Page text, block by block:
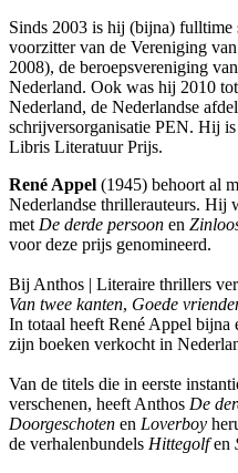
Sinds 2003 is hij (bijna) fulltime
voorzitter van de Vereniging
2008), de beroepsvereniging
Nederland. Ook was hij 2010
Nederland, de Nederlandse
schrijversorganisatie PEN. Hij
Libris Literatuur Prijs.
René Appel (1945) behoort al
Nederlandse thrillerauteurs. Hij
metDe derde persoon en
voor deze prijs genomineerd.
Bij Anthos | Literaire thrillers
Van twee kanten, Goede
In totaal heeft René Appel
zijn boeken verkocht in
Van de titels die in eerste
verschenen, heeft Anthos De
Doorgeschoten en Loverboy
de verhalenbundels Hittegolfen